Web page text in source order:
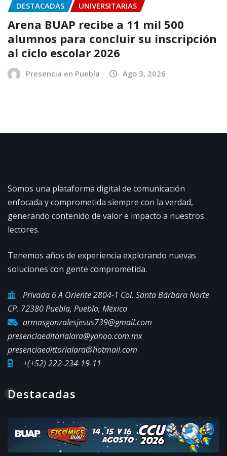
DESTACADAS UNIVERSITARIAS
Arena BUAP recibe a 11 mil 500
alumnos para concluir su inscripción
al ciclo escolar 2026
Presencia en Puebla Ago 3, 2026
Somos una plataforma digital de comunicación
enfocada y comprometida siempre con la verdad,
generando contenido de valor e impacto a nuestros
lectores.
Tenemos años de experiencia explorando nuevas
soluciones con gente comprometida.
Privada 6 A Oriente 2804-1 Col. Santa Bárbara Norte
CP. 72380 Puebla, Puebla, México
armasgonzalesjesus739@gmail.com
presenciaeditorialara@yahoo.com.mx
presenciaedittorialara@hotmail.com
+(+52) 222-234-19-11
Destacadas